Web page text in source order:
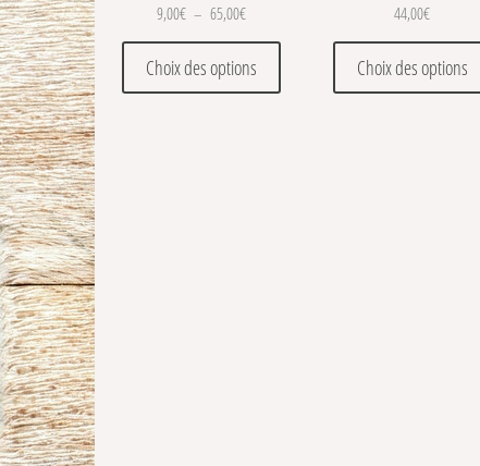
9,00€ – 65,00€Plage de prix : 9,00€ à 65,00€
Choix des options
Ce produit a plusieurs
44,00€
Choix des options